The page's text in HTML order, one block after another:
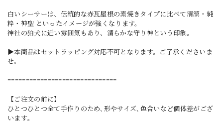
白いシーサーは、伝統的な赤瓦屋根の素焼きタイプに比べて清潔・純
粋・神聖 といったイメージが強くなります。
神社の狛犬に近い雰囲気もあり、清らかな守り神という印象。
▶本商品はセットラッピング対応不可となります。ご了承くださいま
せ。
==============================
【ご注文の前に】
ひとつひとつ全て手作りのため､形やサイズ､色合いなど個体差がござ
います｡